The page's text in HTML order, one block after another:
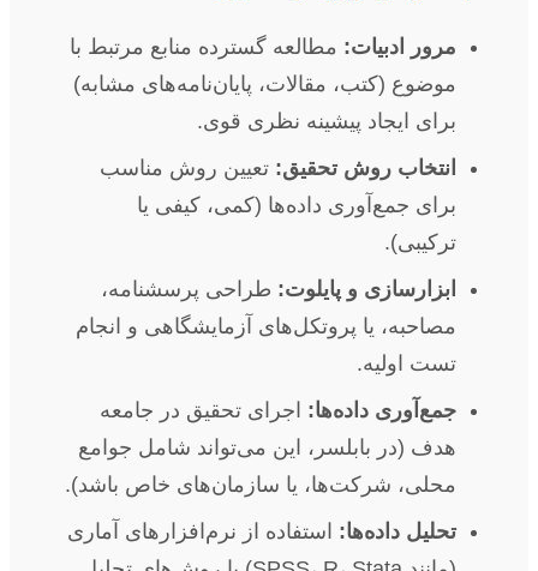
مرور ادبیات: مطالعه گسترده منابع مرتبط با
موضوع (کتب، مقالات، پایان‌نامه‌های مشابه)
برای ایجاد پیشینه نظری قوی.
انتخاب روش تحقیق: تعیین روش مناسب
برای جمع‌آوری داده‌ها (کمی، کیفی یا
ترکیبی).
ابزارسازی و پایلوت: طراحی پرسشنامه،
مصاحبه، یا پروتکل‌های آزمایشگاهی و انجام
تست اولیه.
جمع‌آوری داده‌ها: اجرای تحقیق در جامعه
هدف (در بابلسر، این می‌تواند شامل جوامع
محلی، شرکت‌ها، یا سازمان‌های خاص باشد).
تحلیل داده‌ها: استفاده از نرم‌افزارهای آماری